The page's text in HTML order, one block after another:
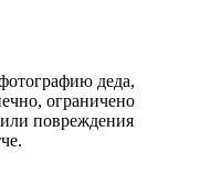
деда,
ограничено
повреждения